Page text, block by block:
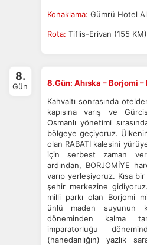
Konaklama: Gümrü Hotel
Rota: Tiflis-Erivan (155 KM)
8.
Gün
8.Gün: Ahıska – Borjomi
Kahvaltı sonrasında
kapısına varış ve
Osmanlı yönetimi
bölgeye geçiyoruz.
olan RABATİ kalesini
için serbest zaman
ardından, BORJOMİYE
varıp yerleşiyoruz. Kısa
şehir merkezine
milli parkı olan Borjomi
ünlü maden suyunun
döneminden kalma
imparatorluğu
(hanedanlığın) yazlık